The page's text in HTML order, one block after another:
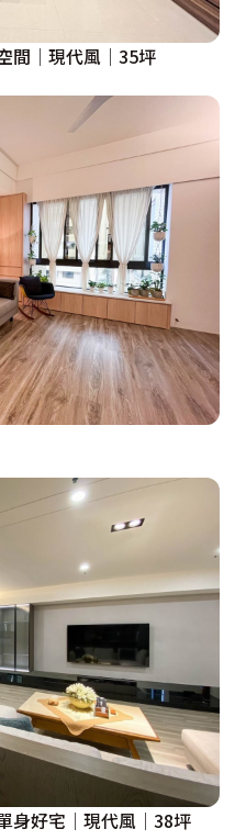
間│現代風│35坪
身好宅│現代風│38坪